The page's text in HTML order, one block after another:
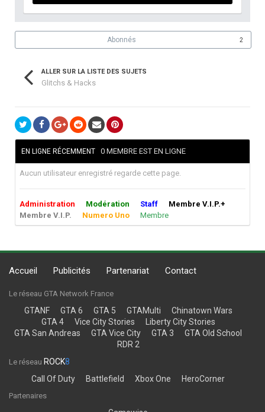
Abonnés 2
ALLER SUR LA LISTE DES SUJETS
Glitchs & Hacks
EN LIGNE RÉCEMMENT 0 MEMBRE EST EN LIGNE
Aucun utilisateur enregistré regarde cette page.
Administration Modération Staff
Membre V.I.P.+
Membre V.I.P.
Numero Uno Membre
Accueil Publicités Partenariat Contact
Le réseau GTA Network France
GTANF GTA 6 GTA 5 GTAMulti
Chinatown Wars
GTA 4
Vice City Stories
Liberty City Stories
GTA San Andreas
GTA Vice City GTA 3
GTA Old School
RDR 2
Le réseau ROCK8
Call Of Duty
Battlefield Xbox One HeroCorner
Partenaires